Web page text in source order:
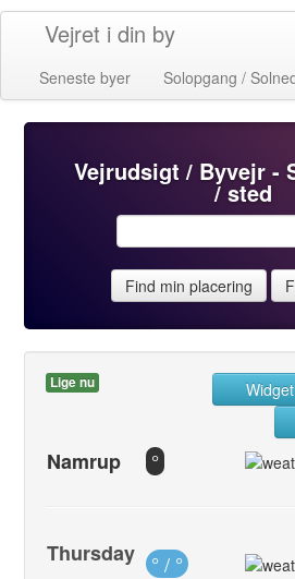
Vejret i din by
Seneste byer Solopgang /
Vejrudsigt / Byvejr -
/ sted
Find min placering
Lige nu
Namrup °
Thursday ° / °